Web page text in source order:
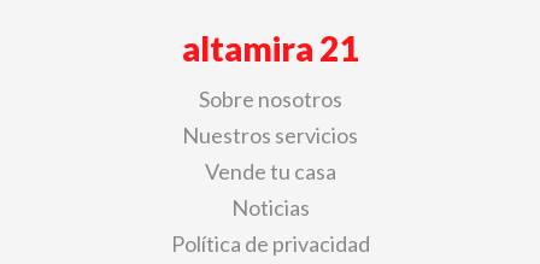
altamira 21
Sobre nosotros
Nuestros servicios
Vende tu casa
Noticias
Política de privacidad